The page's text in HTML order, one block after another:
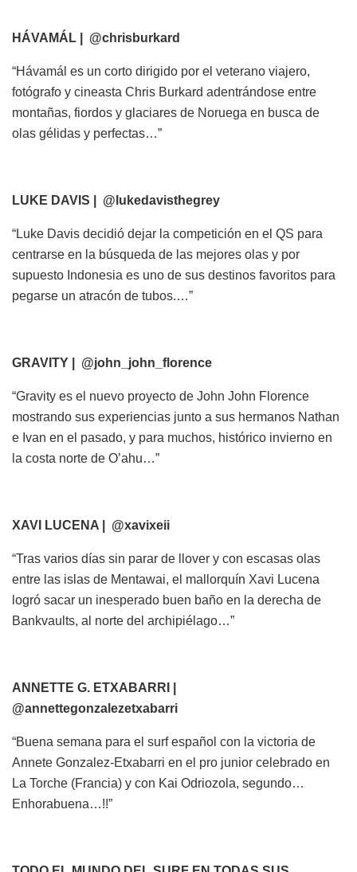
HÁVAMÁL | @chrisburkard
“Hávamál es un corto dirigido por el veterano viajero,
fotógrafo y cineasta Chris Burkard adentrándose entre
montañas, fiordos y glaciares de Noruega en busca de
olas gélidas y perfectas…”
LUKE DAVIS | @lukedavisthegrey
“Luke Davis decidió dejar la competición en el QS para
centrarse en la búsqueda de las mejores olas y por
supuesto Indonesia es uno de sus destinos favoritos para
pegarse un atracón de tubos.…”
GRAVITY | @john_john_florence
“Gravity es el nuevo proyecto de John John Florence
mostrando sus experiencias junto a sus hermanos Nathan
e Ivan en el pasado, y para muchos, histórico invierno en
la costa norte de O’ahu…”
XAVI LUCENA | @xavixeii
“Tras varios días sin parar de llover y con escasas olas
entre las islas de Mentawai, el mallorquín Xavi Lucena
logró sacar un inesperado buen baño en la derecha de
Bankvaults, al norte del archipiélago…”
ANNETTE G. ETXABARRI |
@annettegonzalezetxabarri
“Buena semana para el surf español con la victoria de
Annete Gonzalez-Etxabarri en el pro junior celebrado en
La Torche (Francia) y con Kai Odriozola, segundo…
Enhorabuena…!!”